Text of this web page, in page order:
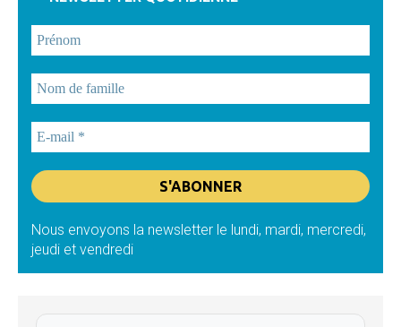
Nous envoyons la newsletter le lundi, mardi, mercredi,
jeudi et vendredi